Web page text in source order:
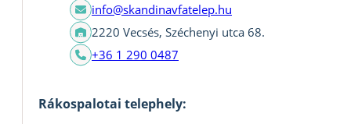
info@skandinavfatelep.hu
2220 Vecsés, Széchenyi utca 68.
+36 1 290 0487
Rákospalotai telephely: